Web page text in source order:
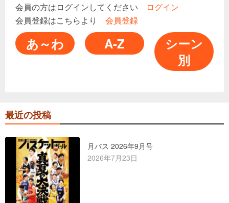
会員の方はログインしてください
ログイン
会員登録はこちらより 会員登録
あ～わ A-Z
シーン
別
最近の投稿
月バス 2026年9月号
2026年7月23日